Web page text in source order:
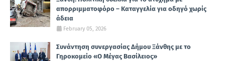
απορριμματοφόρο – Καταγγελία για οδηγό χωρίς
άδεια
February 05, 2026
Συνάντηση συνεργασίας Δήμου Ξάνθης με το
Γηροκομείο «Ο Μέγας Βασίλειος»